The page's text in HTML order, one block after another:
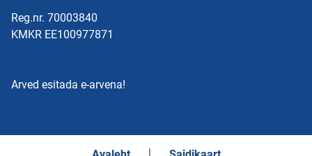
Reg.nr. 70003840
KMKR EE100977871
Arved esitada e-arvena!